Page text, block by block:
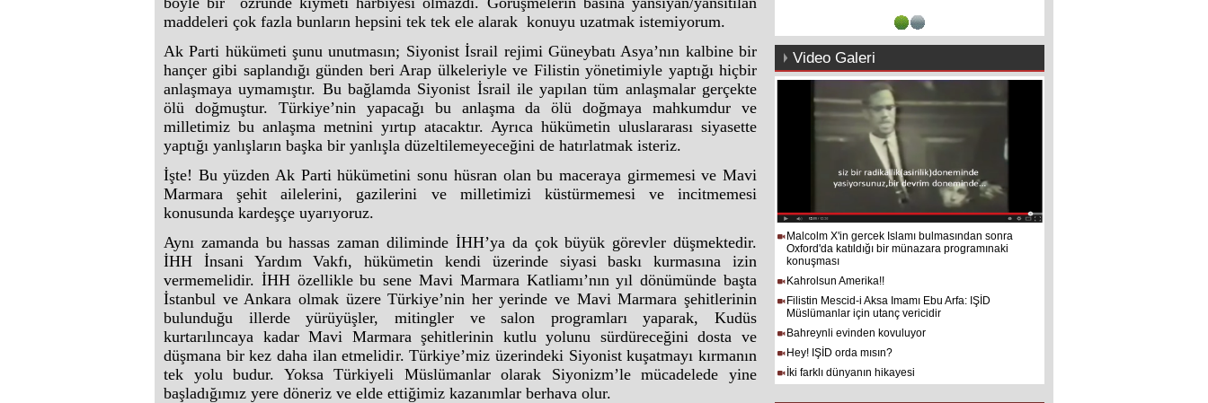
maddeleri çok fazla bunların hepsini tek tek ele alarak konuyu uzatmak istemiyorum.
Ak Parti hükümeti şunu unutmasın; Siyonist İsrail rejimi Güneybatı Asya’nın kalbine bir
hançer gibi saplandığı günden beri Arap ülkeleriyle ve Filistin yönetimiyle yaptığı hiçbir
anlaşmaya uymamıştır. Bu bağlamda Siyonist İsrail ile yapılan tüm anlaşmalar gerçekte
ölü doğmuştur. Türkiye’nin yapacağı bu anlaşma da ölü doğmaya mahkumdur ve
milletimiz bu anlaşma metnini yırtıp atacaktır. Ayrıca hükümetin uluslararası siyasette
yaptığı yanlışların başka bir yanlışla düzeltilemeyeceğini de hatırlatmak isteriz.
İşte! Bu yüzden Ak Parti hükümetini sonu hüsran olan bu maceraya girmemesi ve Mavi
Marmara şehit ailelerini, gazilerini ve milletimizi küstürmemesi ve incitmemesi
konusunda kardeşçe uyarıyoruz.
Aynı zamanda bu hassas zaman diliminde İHH’ya da çok büyük görevler düşmektedir.
İHH İnsani Yardım Vakfı, hükümetin kendi üzerinde siyasi baskı kurmasına izin
vermemelidir. İHH özellikle bu sene Mavi Marmara Katliamı’nın yıl dönümünde başta
İstanbul ve Ankara olmak üzere Türkiye’nin her yerinde ve Mavi Marmara şehitlerinin
bulunduğu illerde yürüyüşler, mitingler ve salon programları yaparak, Kudüs
kurtarılıncaya kadar Mavi Marmara şehitlerinin kutlu yolunu sürdüreceğini dosta ve
düşmana bir kez daha ilan etmelidir. Türkiye’miz üzerindeki Siyonist kuşatmayı kırmanın
tek yolu budur. Yoksa Türkiyeli Müslümanlar olarak Siyonizm’le mücadelede yine
başladığımız yere döneriz ve elde ettiğimiz kazanımlar berhava olur.
1
Video Galeri
Malcolm X'in gercek Islamı bulmasından sonra
Oxford'da katıldığı bir münazara programınaki
konuşması
Kahrolsun Amerika!!
Filistin Mescid-i Aksa Imamı Ebu Arfa: IŞİD
Müslümanlar için utanç vericidir
Bahreynli evinden kovuluyor
Hey! IŞİD orda mısın?
İki farklı dünyanın hikayesi